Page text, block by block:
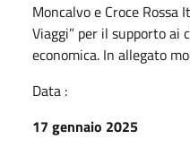
Moncalvo e Croce Rossa
Viaggi” per il supporto
economica. In allegato
Data :
17 gennaio 2025